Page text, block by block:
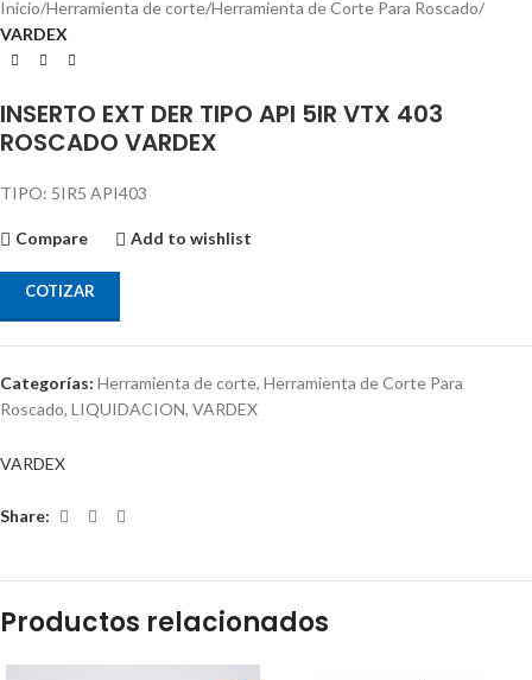
Inicio Herramienta de corte Herramienta de Corte Para Roscado
VARDEX
INSERTO EXT DER TIPO API 5IR VTX 403
ROSCADO VARDEX
TIPO: 5IR5 API403
Compare Add to wishlist
COTIZAR
Categorías: Herramienta de corte, Herramienta de Corte Para
Roscado, LIQUIDACION, VARDEX
VARDEX
Share:
Productos relacionados